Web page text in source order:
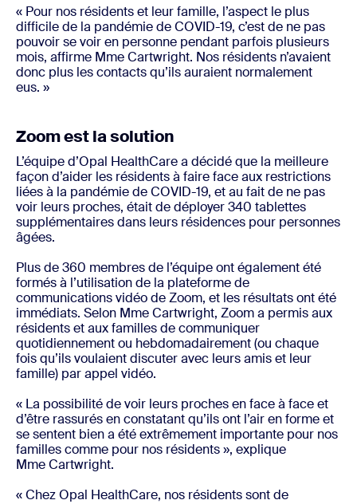
« Pour nos résidents et leur famille, l’aspect le plus
difficile de la pandémie de COVID-19, c’est de ne pas
pouvoir se voir en personne pendant parfois plusieurs
mois, affirme Mme Cartwright. Nos résidents n’avaient
donc plus les contacts qu’ils auraient normalement
eus. »
Zoom est la solution
L’équipe d’Opal HealthCare a décidé que la meilleure
façon d’aider les résidents à faire face aux restrictions
liées à la pandémie de COVID-19, et au fait de ne pas
voir leurs proches, était de déployer 340 tablettes
supplémentaires dans leurs résidences pour personnes
âgées.
Plus de 360 membres de l’équipe ont également été
formés à l’utilisation de la plateforme de
communications vidéo de Zoom, et les résultats ont été
immédiats. Selon Mme Cartwright, Zoom a permis aux
résidents et aux familles de communiquer
quotidiennement ou hebdomadairement (ou chaque
fois qu’ils voulaient discuter avec leurs amis et leur
famille) par appel vidéo.
« La possibilité de voir leurs proches en face à face et
d’être rassurés en constatant qu’ils ont l’air en forme et
se sentent bien a été extrêmement importante pour nos
familles comme pour nos résidents », explique
Mme Cartwright.
« Chez Opal HealthCare, nos résidents sont de